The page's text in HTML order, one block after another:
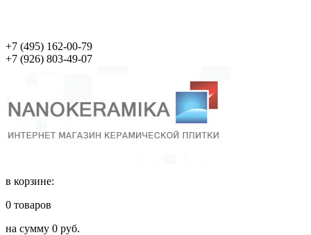
+7 (495) 162-00-79
+7 (926) 803-49-07
в корзине:
0 товаров
на сумму 0 руб.